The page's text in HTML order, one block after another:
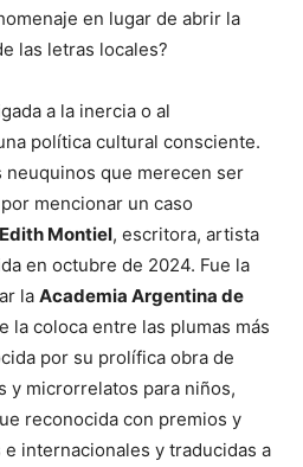
en lugar de abrir la
las letras locales?
a la inercia o al
política cultural consciente.
neuquinos que merecen ser
mencionar un caso
Edith Montiel, escritora, artista
en octubre de 2024. Fue la
la Academia Argentina de
la coloca entre las plumas más
por su prolífica obra de
y microrrelatos para niños,
reconocida con premios y
internacionales y traducidas a